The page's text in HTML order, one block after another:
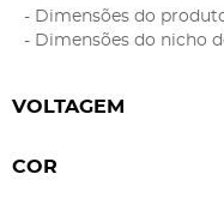
- Dimensões do
- Dimensões do nicho
VOLTAGEM
COR